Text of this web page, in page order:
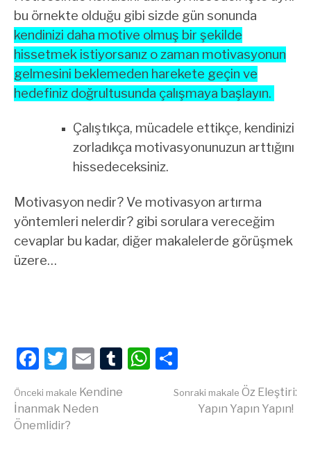
bu örnekte olduğu gibi sizde gün sonunda
kendinizi daha motive olmuş bir şekilde
hissetmek istiyorsanız o zaman motivasyonun
gelmesini beklemeden harekete geçin ve
hedefiniz doğrultusunda çalışmaya başlayın.
Çalıştıkça, mücadele ettikçe, kendinizi
zorladıkça motivasyonunuzun arttığını
hissedeceksiniz.
Motivasyon nedir? Ve motivasyon artırma
yöntemleri nelerdir? gibi sorulara vereceğim
cevaplar bu kadar, diğer makalelerde görüşmek
üzere…
Facebook
Twitter
EmailTumblrWhatsApp
Okumaya
Önceki makale Kendine
İnanmak Neden
Önemlidir?
Sonraki makale Öz Eleştiri:
Yapın Yapın Yapın!